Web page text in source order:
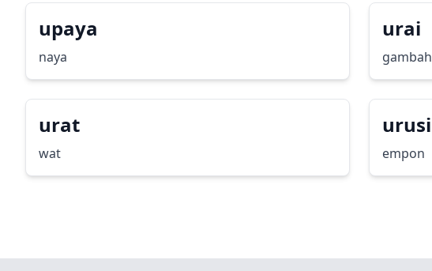
upaya
naya
urai
gambah
urat
wat
urusi
empon